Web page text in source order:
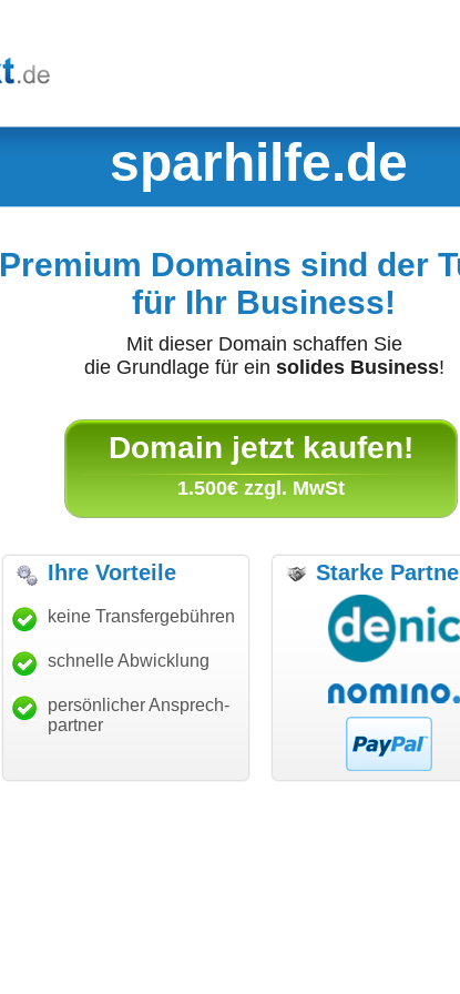
sparhilfe.de
Premium Domains sind der
für Ihr Business!
Mit dieser Domain schaffen Sie
die Grundlage für ein solides Business!
Domain jetzt kaufen!
1.500€ zzgl. MwSt
"Danke für den schnellen
Transfer und guten Service!"
Thomas Schäfer
i can eckert communication GmbH
"Ich bin dankbar, meine
Wunschdomain gefunden zu
haben. Die Domain passt für
hundertprozentig."
Janina Köck
Leben im Einklang
leben-im-einklang.de
Ihre Vorteile
keine Transfergebühren
schnelle Abwicklung
persönlicher Ansprech-
partner
Starke